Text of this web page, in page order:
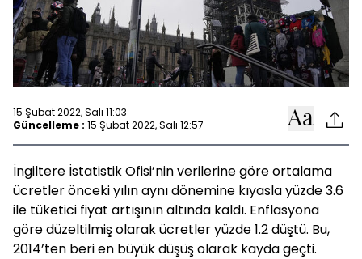
15 Şubat 2022, Salı 11:03
Güncelleme : 15 Şubat 2022, Salı 12:57
İngiltere İstatistik Ofisi’nin verilerine göre ortalama
ücretler önceki yılın aynı dönemine kıyasla yüzde 3.6
ile tüketici fiyat artışının altında kaldı. Enflasyona
göre düzeltilmiş olarak ücretler yüzde 1.2 düştü. Bu,
2014’ten beri en büyük düşüş olarak kayda geçti.